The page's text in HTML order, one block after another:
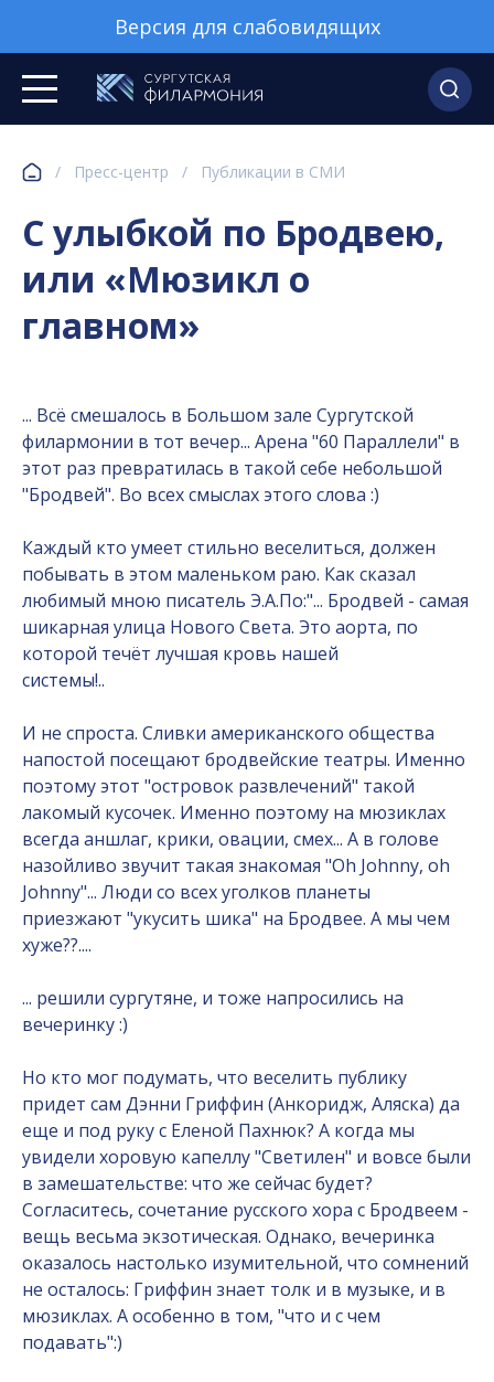
Версия для слабовидящих
/ Пресс-центр / Публикации в СМИ
С улыбкой по Бродвею,
или «Мюзикл о
главном»
... Всё смешалось в Большом зале Сургутской
филармонии в тот вечер... Арена "60 Параллели" в
этот раз превратилась в такой себе небольшой
"Бродвей". Во всех смыслах этого слова :)
Каждый кто умеет стильно веселиться, должен
побывать в этом маленьком раю. Как сказал
любимый мною писатель Э.А.По:"... Бродвей - самая
шикарная улица Нового Света. Это аорта, по
которой течёт лучшая кровь нашей
системы!..
И не спроста. Сливки американского общества
напостой посещают бродвейские театры. Именно
поэтому этот "островок развлечений" такой
лакомый кусочек. Именно поэтому на мюзиклах
всегда аншлаг, крики, овации, смех... А в голове
назойливо звучит такая знакомая "Oh Johnny, oh
Johnny"... Люди со всех уголков планеты
приезжают "укусить шика" на Бродвее. А мы чем
хуже??....
... решили сургутяне, и тоже напросились на
вечеринку :)
Но кто мог подумать, что веселить публику
придет сам Дэнни Гриффин (Анкоридж, Аляска) да
еще и под руку с Еленой Пахнюк? А когда мы
увидели хоровую капеллу "Светилен" и вовсе были
в замешательстве: что же сейчас будет?
Согласитесь, сочетание русского хора с Бродвеем -
вещь весьма экзотическая. Однако, вечеринка
оказалось настолько изумительной, что сомнений
не осталось: Гриффин знает толк и в музыке, и в
мюзиклах. А особенно в том, "что и с чем
подавать":)